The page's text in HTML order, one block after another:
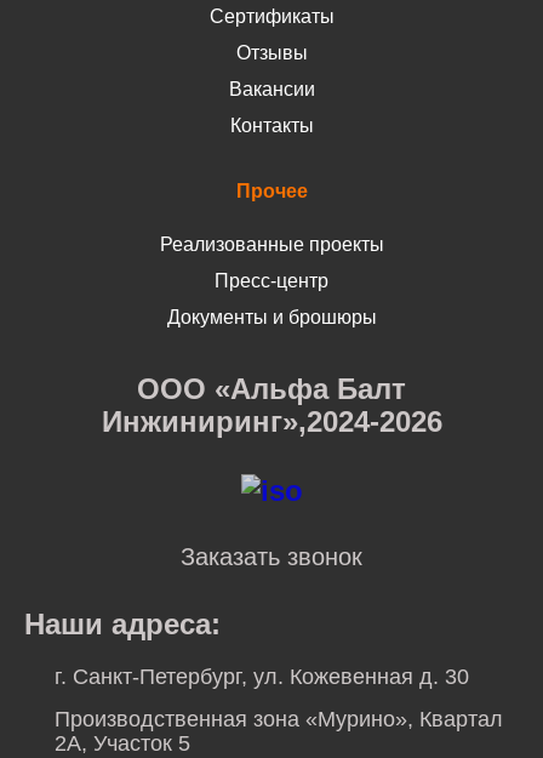
Сертификаты
Отзывы
Вакансии
Контакты
Прочее
Реализованные проекты
Пресс-центр
Документы и брошюры
ООО «Альфа Балт
Инжиниринг»,2024-2026
Заказать звонок
Наши адреса:
г. Санкт-Петербург, ул. Кожевенная д. 30
Производственная зона «Мурино», Квартал
2А, Участок 5